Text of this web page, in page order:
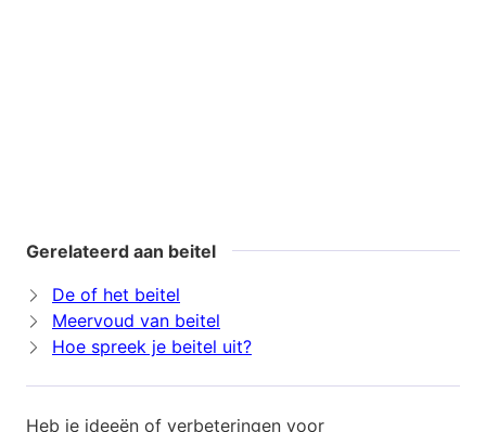
Gerelateerd aan beitel
De of het beitel
Meervoud van beitel
Hoe spreek je beitel uit?
Heb je ideeën of verbeteringen voor